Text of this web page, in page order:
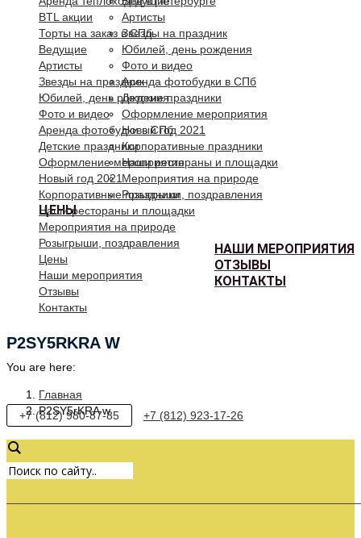
Артисты
Звезды на праздник
Юбилей, день рождения
Фото и видео
Аренда фотобудки в СПб
Детские праздники
Оформление мероприятия
Новый год 2021
Корпоративные праздники
Наши рестораны и площадки
Мероприятия на природе
Розыгрыши, поздравления
ЦЕНЫ
НАШИ МЕРОПРИЯТИЯ
ОТЗЫВЫ
КОНТАКТЫ
BTL акции
Торты на заказ в СПб
Ведущие
Артисты
Звезды на праздник
Юбилей, день рождения
Фото и видео
Аренда фотобудки в СПб
Детские праздники
Оформление мероприятия
Новый год 2021
Корпоративные праздники
Наши рестораны и площадки
Мероприятия на природе
Розыгрыши, поздравления
Цены
Наши мероприятия
Отзывы
Контакты
P2SY5RKRA W
You are here:
Главная
P2SY5rKRA w
+7 (812) 980-87-85 +7 (812) 923-17-26